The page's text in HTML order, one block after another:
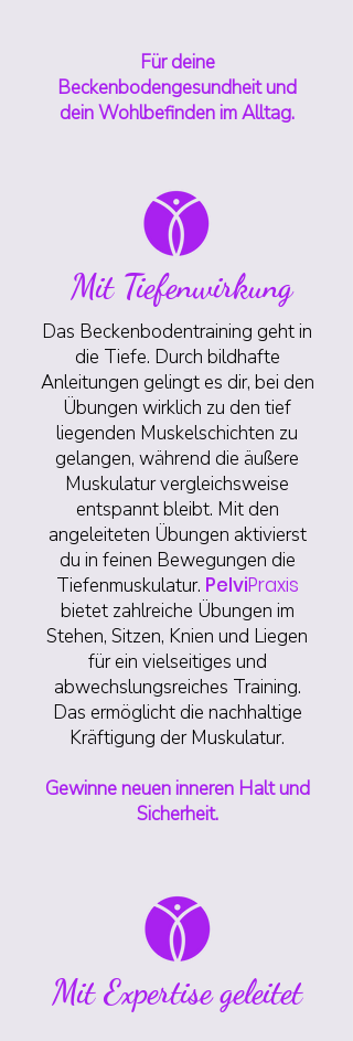
Für deine
Beckenbodengesundheit und
dein Wohlbefinden im Alltag.
Mit Tiefenwirkung
Das Beckenbodentraining geht in
die Tiefe. Durch bildhafte
Anleitungen gelingt es dir, bei den
Übungen wirklich zu den tief
liegenden Muskelschichten zu
gelangen, während die äußere
Muskulatur vergleichsweise
entspannt bleibt. Mit den
angeleiteten Übungen aktivierst
du in feinen Bewegungen die
Tiefenmuskulatur. PelviPraxis
bietet zahlreiche Übungen im
Stehen, Sitzen, Knien und Liegen
für ein vielseitiges und
abwechslungsreiches Training.
Das ermöglicht die nachhaltige
Kräftigung der Muskulatur.
Gewinne neuen inneren Halt und
Sicherheit.
Mit Expertise geleitet